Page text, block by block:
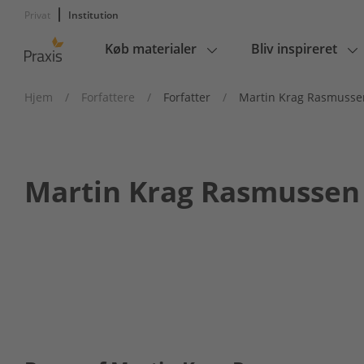
Privat Institution
Main
Køb materialer Bliv inspireret
Hjem / Forfattere / Forfatter / Martin Krag
Martin Krag Rasmussen